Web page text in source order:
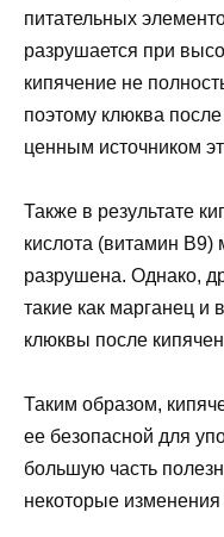
питательных
разрушается при
кипячение не
поэтому клюква
ценным источником
Также в результате
кислота (витамин B9)
разрушена. Однако,
такие как марганец и
клюквы после
Таким образом,
ее безопасной для
большую часть
некоторые